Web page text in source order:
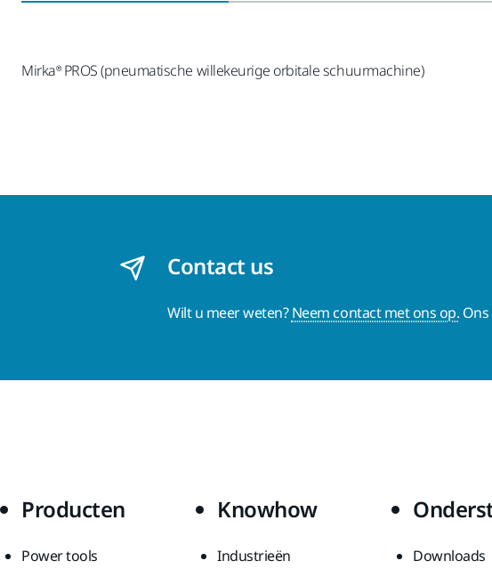
Mirka® PROS (pneumatische willekeurige orbitale schuurmachine)
Contact us
Wilt u meer weten?Neem contact met ons op.
Producten
Power tools
Knowhow
Industrieën
Downloads